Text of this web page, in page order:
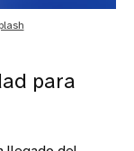
para